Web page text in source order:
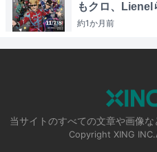
もクロ、Lienel
約1か月前
当サイトのすべての文章や画像な
Copyright XING